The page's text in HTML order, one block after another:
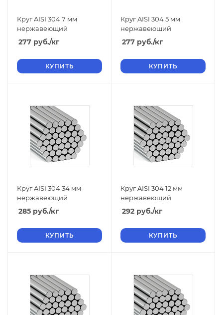
Круг AISI 304 7 мм
нержавеющий
277 руб./кг
КУПИТЬ
Круг AISI 304 5 мм
нержавеющий
277 руб./кг
КУПИТЬ
Круг AISI 304 34 мм
нержавеющий
285 руб./кг
КУПИТЬ
Круг AISI 304 12 мм
нержавеющий
292 руб./кг
КУПИТЬ